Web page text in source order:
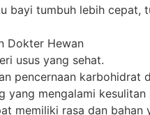
bayi tumbuh lebih
Dokter Hewan
usus yang sehat.
pencernaan
mengalami kesulitan
memiliki rasa dan